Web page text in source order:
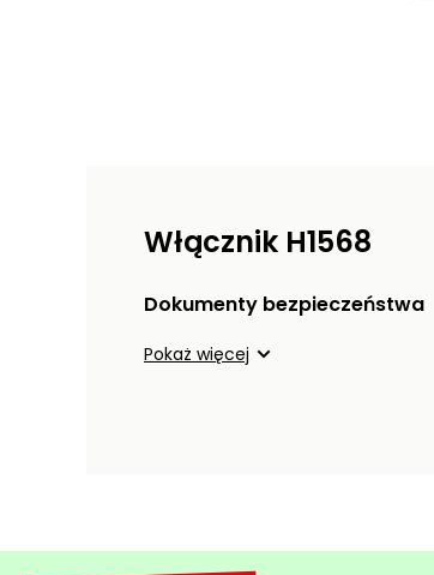
Włącznik H1568
Dokumenty bezpieczeństwa
Pokaż więcej